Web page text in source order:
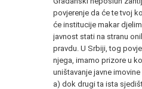
povjerenje da će te tvoj
će institucije makar
javnost stati na stranu
pravdu. U Srbiji, tog
njega, imamo prizore u
uništavanje javne
a) dok drugi ta ista